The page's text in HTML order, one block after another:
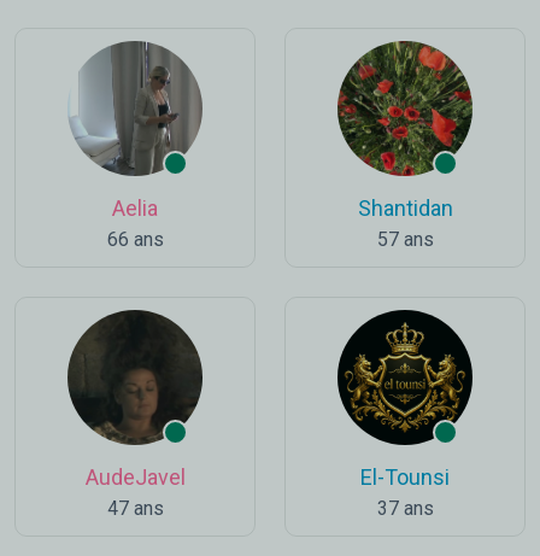
Aelia
66 ans
Shantidan
57 ans
AudeJavel
47 ans
El-Tounsi
37 ans